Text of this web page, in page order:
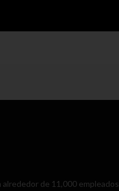
de 11,000 empleados